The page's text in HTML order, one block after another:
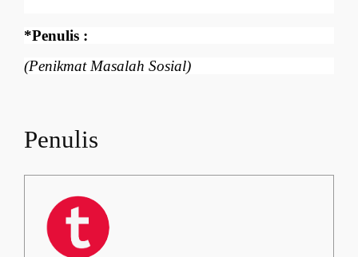
*Penulis :
(Penikmat Masalah Sosial)
Penulis